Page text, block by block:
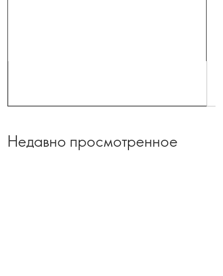
Недавно просмотренное